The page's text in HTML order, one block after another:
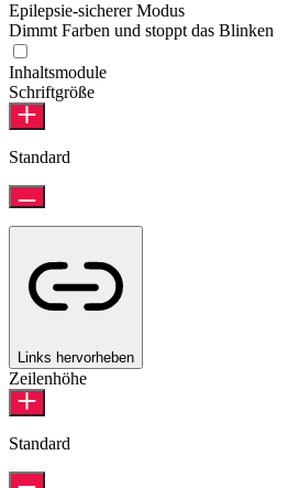
Epilepsie-sicherer Modus
Dimmt Farben und stoppt das Blinken
Inhaltsmodule
Schriftgröße
Standard
Links hervorheben
Zeilenhöhe
Standard